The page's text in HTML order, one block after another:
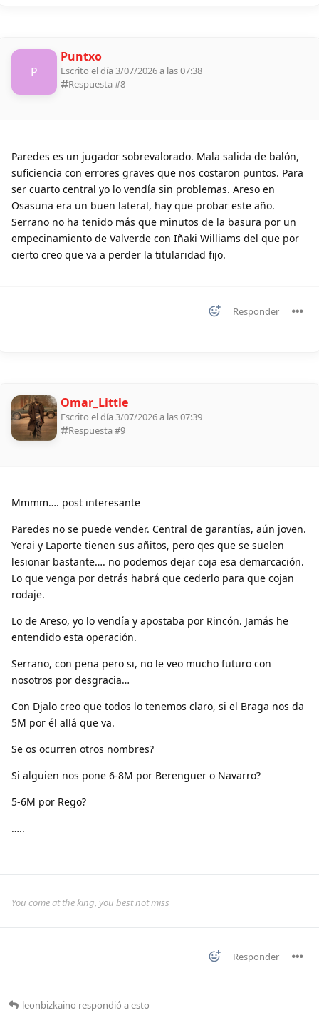
P
Puntxo
Escrito el día 3/07/2026 a las 07:38
Respuesta #8
Paredes es un jugador sobrevalorado. Mala salida de balón,
suficiencia con errores graves que nos costaron puntos. Para
ser cuarto central yo lo vendía sin problemas. Areso en
Osasuna era un buen lateral, hay que probar este año.
Serrano no ha tenido más que minutos de la basura por un
empecinamiento de Valverde con Iñaki Williams del que por
cierto creo que va a perder la titularidad fijo.
Responder
Omar_Little
Escrito el día 3/07/2026 a las 07:39
Respuesta #9
Mmmm…. post interesante
Paredes no se puede vender. Central de garantías, aún joven.
Yerai y Laporte tienen sus añitos, pero qes que se suelen
lesionar bastante…. no podemos dejar coja esa demarcación.
Lo que venga por detrás habrá que cederlo para que cojan
rodaje.
Lo de Areso, yo lo vendía y apostaba por Rincón. Jamás he
entendido esta operación.
Serrano, con pena pero si, no le veo mucho futuro con
nosotros por desgracia…
Con Djalo creo que todos lo tenemos claro, si el Braga nos da
5M por él allá que va.
Se os ocurren otros nombres?
Si alguien nos pone 6-8M por Berenguer o Navarro?
5-6M por Rego?
…..
You come at the king, you best not miss
Responder
leonbizkaino respondió a esto